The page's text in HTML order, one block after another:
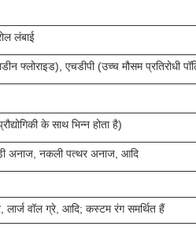
लंबाई
फ्लोराइड), एचडीपी (उच्च मौसम प्रतिरोधी
के साथ भिन्न होता है)
अनाज, नकली पत्थर अनाज, आदि
लार्ज वॉल ग्रे, आदि; कस्टम रंग समर्थित हैं